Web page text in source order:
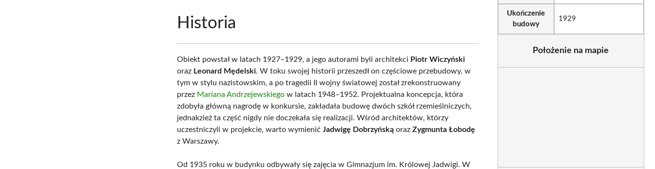
Historia
Obiekt powstał w latach 1927–1929, a jego autorami byli architekci Piotr Wiczyński
oraz Leonard Mędelski. W toku swojej historii przeszedł on częściowe przebudowy, w
tym w stylu nazistowskim, a po tragedii II wojny światowej został zrekonstruowany
przez Mariana Andrzejewskiego w latach 1948–1952. Projektualna koncepcja, która
zdobyła główną nagrodę w konkursie, zakładała budowę dwóch szkół rzemieślniczych,
jednakzież ta część nigdy nie doczekała się realizacji. Wśród architektów, którzy
uczestniczyli w projekcie, warto wymienićJadwigę Dobrzyńską orazZygmunta Łobodę
z Warszawy.
Od 1935 roku w budynku odbywały się zajęcia w Gimnazjum im. Królowej Jadwigi. W
Ukończenie
budowy
1929
Położenie na mapie